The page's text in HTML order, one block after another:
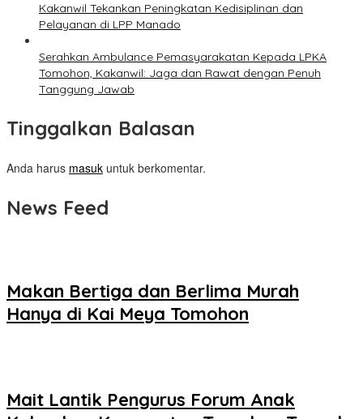
Kakanwil Tekankan Peningkatan Kedisiplinan dan
Pelayanan di LPP Manado
Serahkan Ambulance Pemasyarakatan Kepada LPKA
Tomohon, Kakanwil: Jaga dan Rawat dengan Penuh
Tanggung Jawab
Tinggalkan Balasan
Anda harus masuk untuk berkomentar.
News Feed
Makan Bertiga dan Berlima Murah
Hanya di Kai Meya Tomohon
Mait Lantik Pengurus Forum Anak